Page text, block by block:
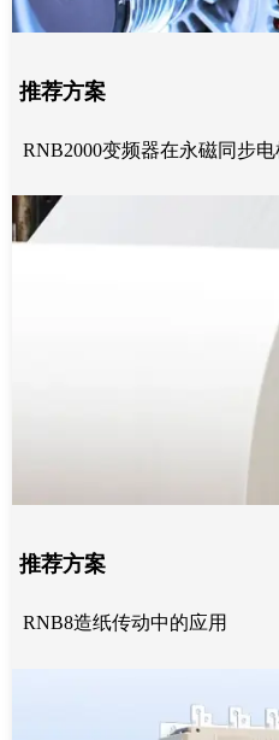
推荐方案
RNB2000变频器在永磁同步
推荐方案
RNB8造纸传动中的应用